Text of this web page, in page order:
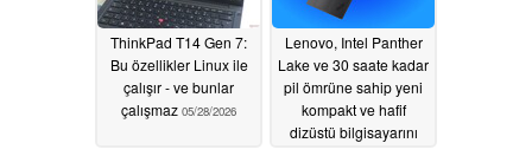
ThinkPad T14 Gen 7:
Bu özellikler Linux ile
çalışır - ve bunlar
çalışmaz 05/28/2026
Lenovo, Intel Panther
Lake ve 30 saate kadar
pil ömrüne sahip yeni
kompakt ve hafif
dizüstü bilgisayarını